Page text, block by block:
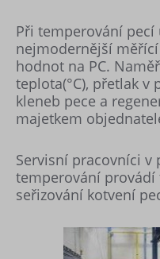
Při temperování pecí
nejmodernější
hodnot na PC.
teplota(°C), přetlak v
kleneb pece a
majetkem
Servisní pracovníci v
temperování provádí
seřizování kotvení